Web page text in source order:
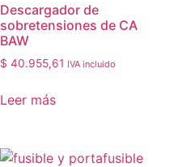
Descargador de
sobretensiones de CA
BAW
$ 40.955,61 IVA incluido
Leer más